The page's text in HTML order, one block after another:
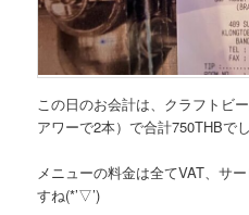
この日のお会計は、クラフトビ
アワーで2本）で合計750THBで
メニューの料金は全てVAT、サ
すね(*’▽’)